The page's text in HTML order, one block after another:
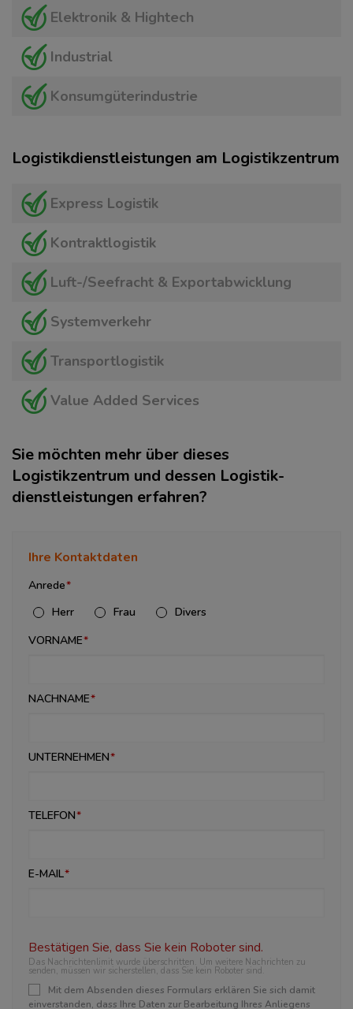
Elektronik & Hightech
Industrial
Konsumgüterindustrie
Logistikdienstleistungen am Logistikzentrum
Express Logistik
Kontraktlogistik
Luft-/Seefracht & Exportabwicklung
Systemverkehr
Transportlogistik
Value Added Services
Sie möchten mehr über dieses
Logistikzentrum und dessen Logistik­
dienstleistungen erfahren?
Ihre Kontaktdaten
Anrede
Herr
Frau
Divers
VORNAME
NACHNAME
UNTERNEHMEN
TELEFON
E-MAIL
Bestätigen Sie, dass Sie kein Roboter sind.
Das Nachrichtenlimit wurde überschritten. Um weitere Nachrichten zu
senden, müssen wir sicherstellen, dass Sie kein Roboter sind.
Mit dem Absenden dieses Formulars erklären Sie sich damit
einverstanden, dass Ihre Daten zur Bearbeitung Ihres Anliegens